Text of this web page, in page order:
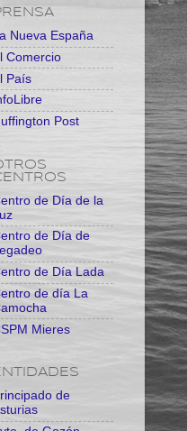
Nueva España
Comercio
País
Post
de Día de la
de Día de
de Día Lada
de día La
Mieres
de